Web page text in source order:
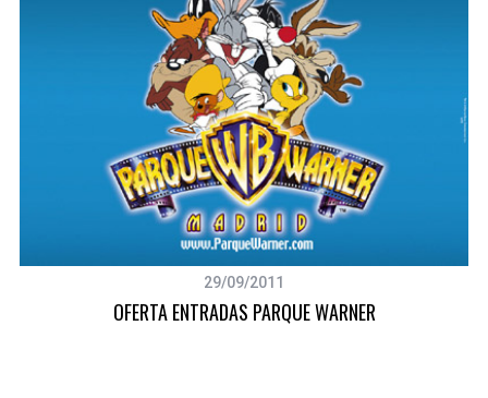
29/09/2011
OFERTA ENTRADAS PARQUE WARNER